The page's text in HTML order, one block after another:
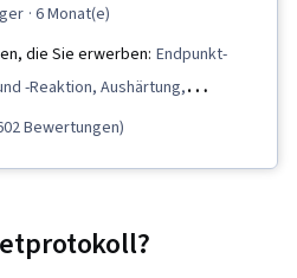
· 6 Monat(e)
die Sie erwerben: Endpunkt-
-Reaktion, Aushärtung,
Bedrohungen,
Vorfälle, Fehlersuche,
Bewertungen)